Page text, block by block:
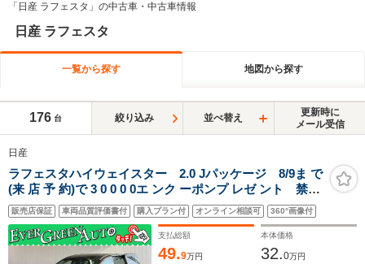
「日産 ラフェスタ」の中古車・中古車情報
日産 ラフェスタ
一覧から探す 地図から探す
176 台 絞り込み 並べ替え
更新時に
メール受信
日産
ラフェスタハイウェイスター 2.0 Jパッケージ 8/9ま で
(来 店 予 約)で 3 0 0 0 0エ ンク ーポンプ レゼ ント 禁煙
車 両側パワースライドドア 社外メモリナビ フリップダウ
ンモニター HIDヘッドライト Bluetooth バックカメラ
ETC
販売店保証 車両品質評価書付 購入プラン付 オンライン相談可 360°画像付
支払総額
49.9万円
本体価格
32.0万円